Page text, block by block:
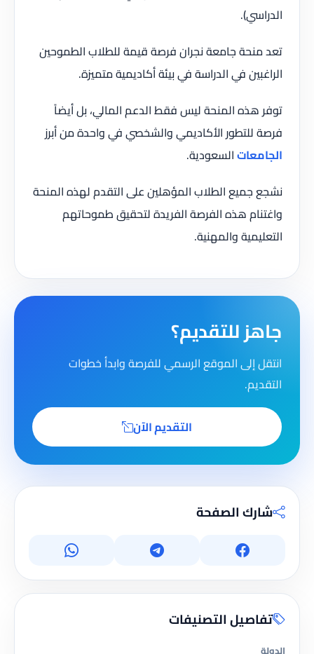
الدراسي).
تعد منحة جامعة نجران فرصة قيمة للطلاب الطموحين
الراغبين في الدراسة في بيئة أكاديمية متميزة.
توفر هذه المنحة ليس فقط الدعم المالي، بل أيضاً
فرصة للتطور الأكاديمي والشخصي في واحدة من أبرز
الجامعاتالسعودية.
نشجع جميع الطلاب المؤهلين على التقدم لهذه المنحة
واغتنام هذه الفرصة الفريدة لتحقيق طموحاتهم
التعليمية والمهنية.
جاهز للتقديم؟
انتقل إلى الموقع الرسمي للفرصة وابدأ خطوات
التقديم.
التقديم الآن
شارك الصفحة
تفاصيل التصنيفات
الدولة